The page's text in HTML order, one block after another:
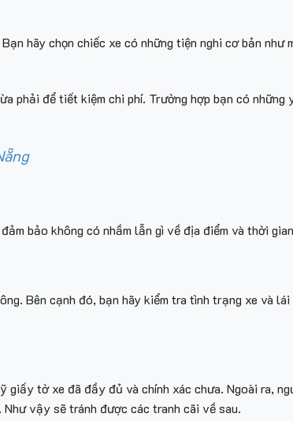
hãy chọn chiếc xe có những tiện nghi cơ bản như
phải để tiết kiệm chi phí. Trường hợp bạn có những
bảo không có nhầm lẫn gì về địa điểm và thời
Bên cạnh đó, bạn hãy kiểm tra tình trạng xe và
tờ xe đã đầy đủ và chính xác chưa. Ngoài ra,
vậy sẽ tránh được các tranh cãi về sau.